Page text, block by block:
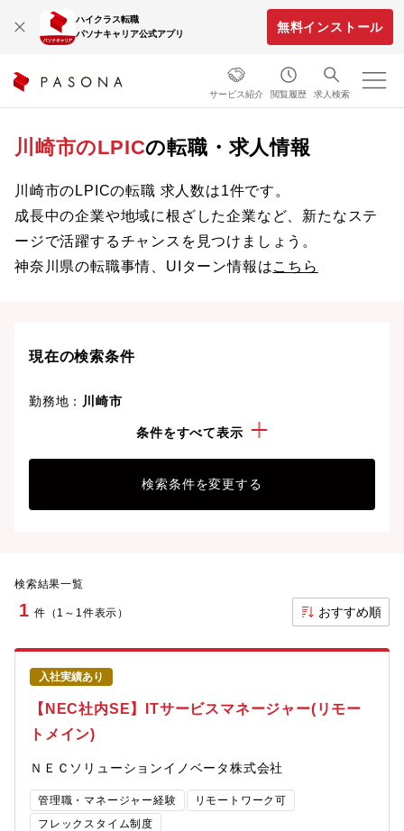
ハイクラス転職
パソナキャリア公式アプリ
無料インストール
サービス紹介 閲覧履歴 求人検索
川崎市のLPICの転職・求人情報
川崎市のLPICの転職 求人数は1件です。
成長中の企業や地域に根ざした企業など、新たなステ
ージで活躍するチャンスを見つけましょう。
神奈川県の転職事情、UIターン情報はこちら
現在の検索条件
勤務地： 川崎市
条件をすべて表示
検索条件を変更する
検索結果一覧
1 件（1～1件表示） おすすめ順
入社実績あり
【NEC社内SE】ITサービスマネージャー(リモー
トメイン)
ＮＥＣソリューションイノベータ株式会社
管理職・マネージャー経験
リモートワーク可
フレックスタイム制度